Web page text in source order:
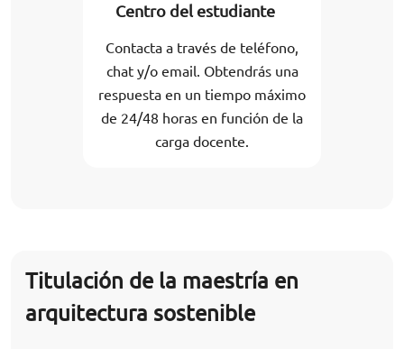
Centro del estudiante
Contacta a través de teléfono,
chat y/o email. Obtendrás una
respuesta en un tiempo máximo
de 24/48 horas en función de la
carga docente.
Titulación de la maestría en
arquitectura sostenible